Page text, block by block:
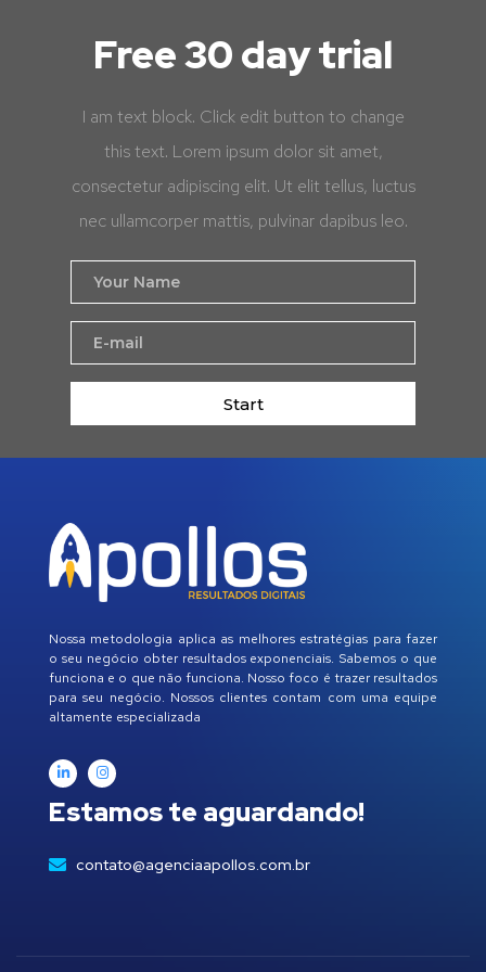
Free 30 day trial
I am text block. Click edit button to change
this text. Lorem ipsum dolor sit amet,
consectetur adipiscing elit. Ut elit tellus, luctus
nec ullamcorper mattis, pulvinar dapibus leo.
Start
Nossa metodologia aplica as melhores estratégias para fazer
o seu negócio obter resultados exponenciais. Sabemos o que
funciona e o que não funciona. Nosso foco é trazer resultados
para seu negócio. Nossos clientes contam com uma equipe
altamente especializada
Estamos te aguardando!
contato@agenciaapollos.com.br